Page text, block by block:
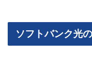
ソフトバンク光